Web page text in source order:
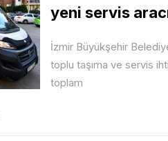
yeni servis
İzmir Büyükşehir
toplu taşıma ve servis
toplam